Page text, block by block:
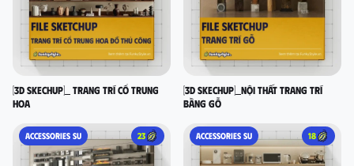
[3D SKECHUP]_ Trang trí cổ Trung
Hoa
[3D SKECHUP]_Nội thất trang trí
bằng gỗ
ACCESSORIES SU 23 ACCESSORIES SU 18